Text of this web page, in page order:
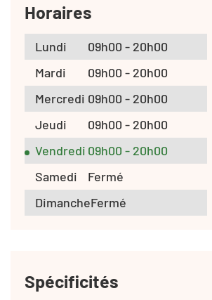
Horaires
Lundi
09h00 - 20h00
Mardi
09h00 - 20h00
Mercredi 09h00 - 20h00
Jeudi
09h00 - 20h00
Vendredi 09h00 - 20h00
Samedi
Fermé
DimancheFermé
Spécificités